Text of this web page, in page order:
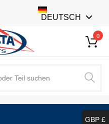
DEUTSCH
0
GBP £